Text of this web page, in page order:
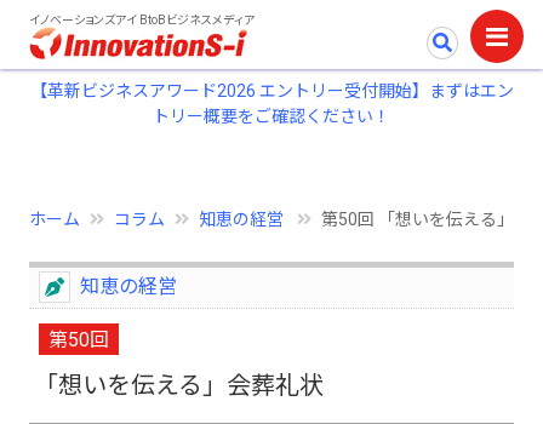
イノベーションズアイ BtoBビジネスメディア
【革新ビジネスアワード2026 エントリー受付開始】まずはエン
トリー概要をご確認ください！
ホーム コラム 知恵の経営 第50回 「想いを伝える」会
知恵の経営
第50回
「想いを伝える」会葬礼状